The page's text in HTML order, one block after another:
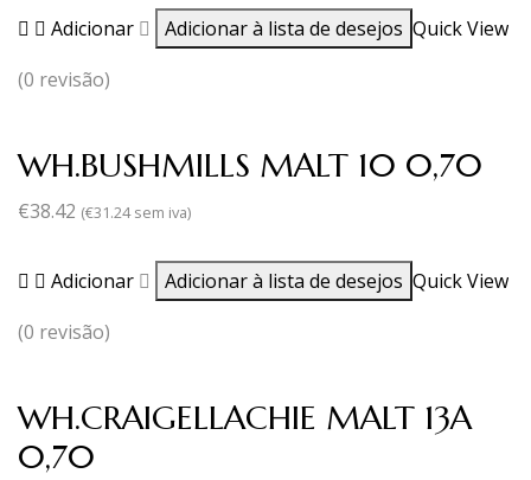
Adicionar Adicionar à lista de desejos Quick View
(0 revisão)
WH.BUSHMILLS MALT 10 0,70
€38.42 (€31.24sem iva)
Adicionar Adicionar à lista de desejos Quick View
(0 revisão)
WH.CRAIGELLACHIE MALT 13A
0,70